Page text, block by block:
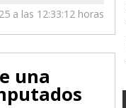
a las 12:33:12 horas
una